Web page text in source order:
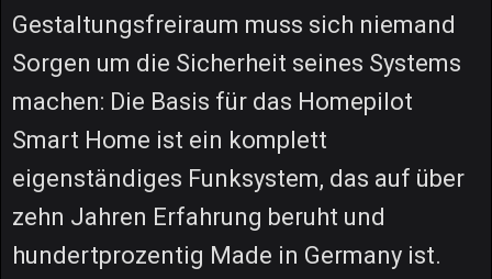
Gestaltungsfreiraum muss sich niemand
Sorgen um die Sicherheit seines Systems
machen: Die Basis für das Homepilot
Smart Home ist ein komplett
eigenständiges Funksystem, das auf über
zehn Jahren Erfahrung beruht und
hundertprozentig Made in Germany ist.